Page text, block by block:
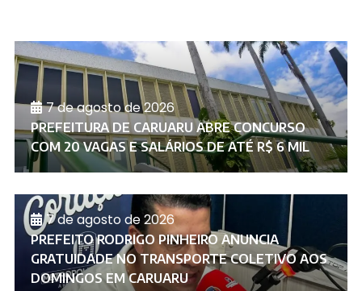
7 de agosto de 2026
PREFEITURA DE CARUARU ABRE CONCURSO
COM 20 VAGAS E SALÁRIOS DE ATÉ R$ 6 MIL
7 de agosto de 2026
PREFEITO RODRIGO PINHEIRO ANUNCIA
GRATUIDADE NO TRANSPORTE COLETIVO AOS
DOMINGOS EM CARUARU